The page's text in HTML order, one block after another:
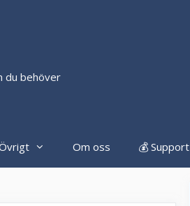
du behöver
Om oss 💰 Support